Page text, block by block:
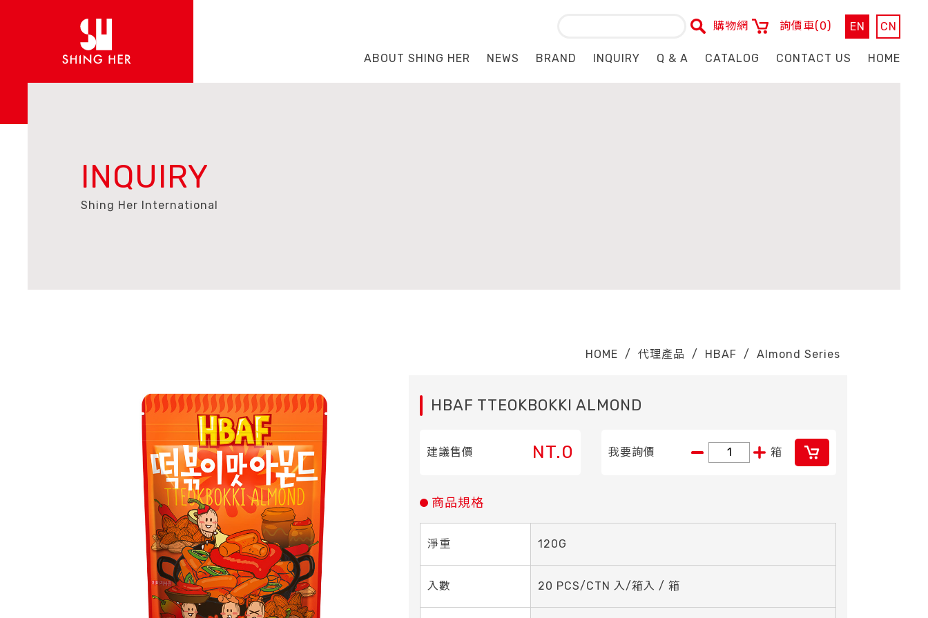
購物網 詢價車(0) EN CN
ABOUT SHING HER NEWS BRAND INQUIRY Q & A CATALOG CONTACT US HOME
INQUIRY
Shing Her International
HOME / 代理產品 / HBAF / Almond Series
HBAF TTEOKBOKKI ALMOND
建議售價 NT.0 我要詢價 箱
商品規格
淨重 120G
入數 20 PCS/CTN 入/箱入 / 箱